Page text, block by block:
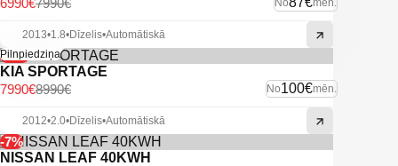
No mēn.
2013•1.8•Dīzelis•Automātiskā
-11%
Pilnpiedziņa
KIA SPORTAGE
No100€mēn.
8990€
7990€
2012•2.0•Dīzelis•Automātiskā
-7%
NISSAN LEAF 40KWH